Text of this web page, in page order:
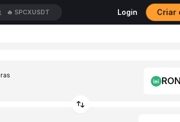
🔥 SPCXUSDT Login Criar
RON